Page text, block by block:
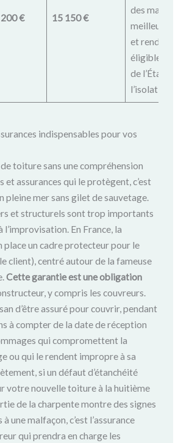
€ 15 150 €
des
meilleure
et rend le
éligible
de l’État
l’isolation
indispensables pour vos
toiture sans une compréhension
et assurances qui le protègent, c’est
pleine mer sans gilet de sauvetage.
et structurels sont trop importants
l’improvisation. En France, la
place un cadre protecteur pour le
client), centré autour de la fameuse
Cette garantie est une obligation
y compris les couvreurs.
d’être assuré pour couvrir, pendant
à compter de la date de réception
qui compromettent la
ou qui le rendent impropre à sa
si un défaut d’étanchéité
votre nouvelle toiture à la huitième
de la charpente montre des signes
une malfaçon, c’est l’assurance
qui prendra en charge les